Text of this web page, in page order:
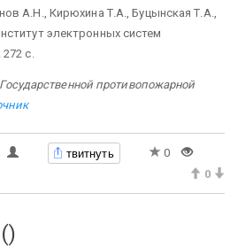
А.Н., Кирюхина Т.А., Буцынская Т.А.,
электронных систем
272 с.
противопожарной
твитнуть
0
0
)